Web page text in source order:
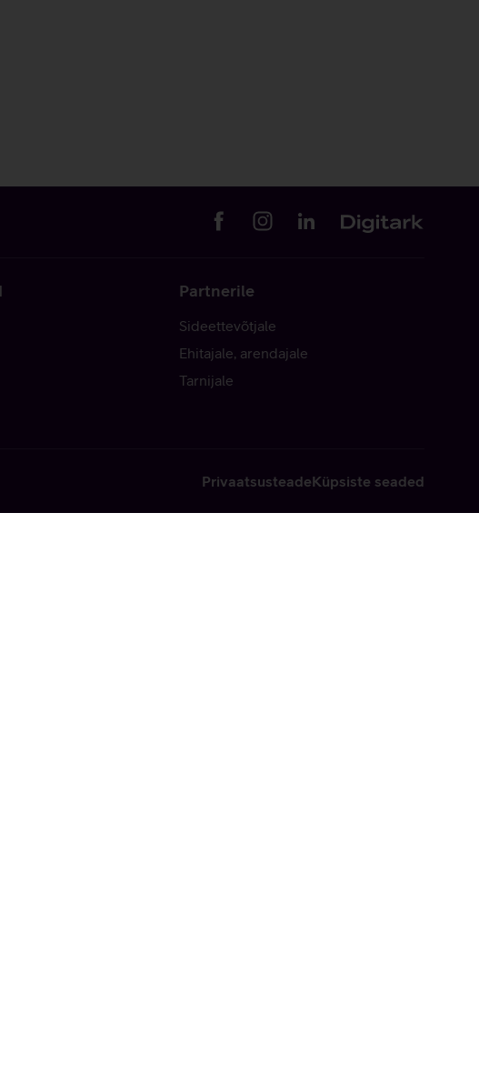
Partnerile
Sideettevõtjale
Ehitajale, arendajale
Tarnijale
PrivaatsusteadeKüpsiste seaded